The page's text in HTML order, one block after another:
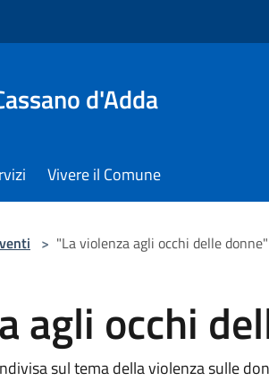
d'Adda
Vivere il Comune
> "La violenza agli occhi delle donne"
agli occhi
sul tema della violenza sulle